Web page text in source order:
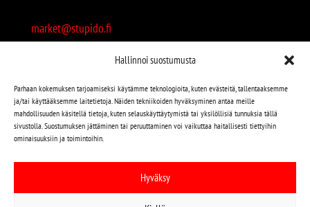
Hallinnoi suostumusta
Parhaan kokemuksen tarjoamiseksi käytämme teknologioita, kuten evästeitä, tallentaaksemme
ja/tai käyttääksemme laitetietoja. Näiden tekniikoiden hyväksyminen antaa meille
mahdollisuuden käsitellä tietoja, kuten selauskäyttäytymistä tai yksilöllisiä tunnuksia tällä
sivustolla. Suostumuksen jättäminen tai peruuttaminen voi vaikuttaa haitallisesti tiettyihin
ominaisuuksiin ja toimintoihin.
Hyväksy
market@stupido.fi
Avoinna:
arkisin 12-18
lauantaisin 12-17
Stupido löytyy myös kivijalasta!
Stupido Marketista löydät niin uudet kuin käytetytkin